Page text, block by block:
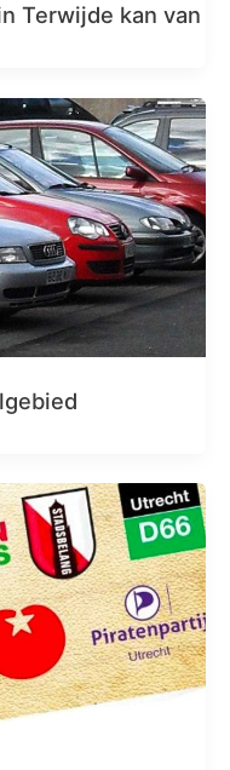
Terwijde kan van